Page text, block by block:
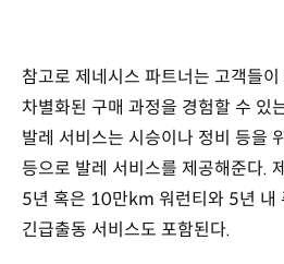
참고로 제네시스 파트너는 고객들
차별화된 구매 과정을 경험할 수 있
발레 서비스는 시승이나 정비 등을
등으로 발레 서비스를 제공해준다.
5년 혹은 10만km 워런티와 5년 내
긴급출동 서비스도 포함된다.